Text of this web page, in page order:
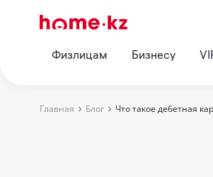
Физлицам Бизнесу
Главная Блог Что такое дебетная